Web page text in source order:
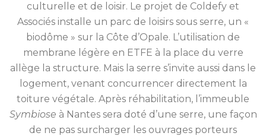
culturelle et de loisir. Le projet de Coldefy et
Associés installe un parc de loisirs sous serre, un «
biodôme » sur la Côte d’Opale. L’utilisation de
membrane légère en ETFE à la place du verre
allège la structure. Mais la serre s’invite aussi dans le
logement, venant concurrencer directement la
toiture végétale. Après réhabilitation, l’immeuble
Symbiose à Nantes sera doté d’une serre, une façon
de ne pas surcharger les ouvrages porteurs